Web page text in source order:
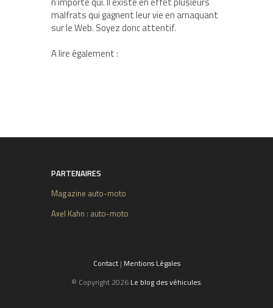
malfrats qui gagnent leur vie en arnaquant
sur le Web. Soyez donc attentif.
A lire également :
PARTENAIRES
Magazine auto-moto
Axel Kahn : auto-moto
Contact| Mentions Légales
© Copyright 2026 Le blog des véhicules.